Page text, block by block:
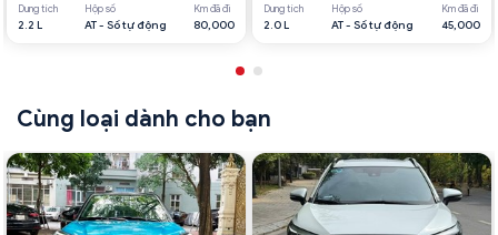
Dung tích
2.2 L
Hộp số
AT - Số tự động
Km đã đi
80,000
Dung tích
2.0 L
Hộp số
AT - Số tự động
Km đã đi
45,000
Cùng loại dành cho bạn